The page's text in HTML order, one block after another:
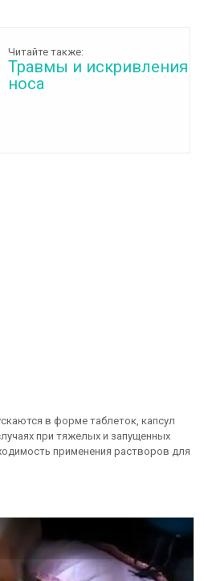
Читайте также:
Травмы и искривления
носа
в форме таблеток, капсул
при тяжелых и запущенных
применения растворов для